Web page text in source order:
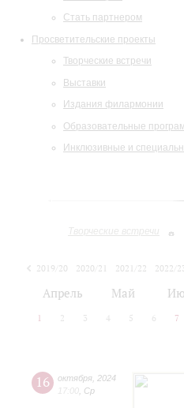
Стать партнером
Просветительские проекты
Творческие встречи
Выставки
Издания филармонии
Образовательные
Инклюзивные и
Творческие встречи
2019/20 2020/21 2021/22 2022/
Апрель Май
1 2 3 4 5 6 7
16 октября 2024
17:00 Ср